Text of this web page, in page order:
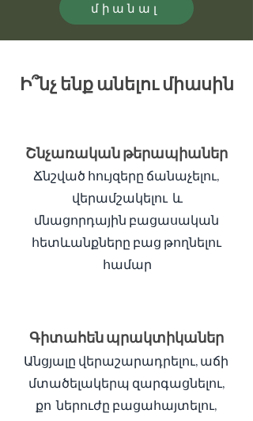
միանալ
Ի՞նչ ենք անելու միասին
Շնչառական թերապիաներ
Ճնշված հույզերը ճանաչելու,
վերամշակելու և
մնացորդային բացասական
հետևանքները բաց թողնելու
համար
Գիտահեն պրակտիկաներ
Անցյալը վերաշարադրելու, աճի
մտածելակերպ զարգացնելու,
քո ներուժը բացահայտելու,